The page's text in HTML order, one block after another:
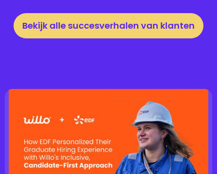
Bekijk alle succesverhalen van klanten